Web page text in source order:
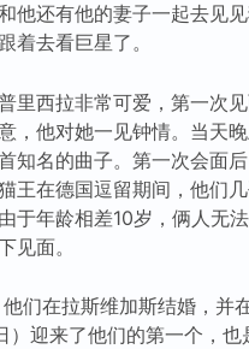
他还有他的妻子一起去见
着去看巨星了。
里西拉非常可爱，第一次
，他对她一见钟情。当天
知名的曲子。第一次会面
王在德国逗留期间，他们
于年龄相差10岁，俩人无
见面。
们在拉斯维加斯结婚，并
）迎来了他们的第一个，